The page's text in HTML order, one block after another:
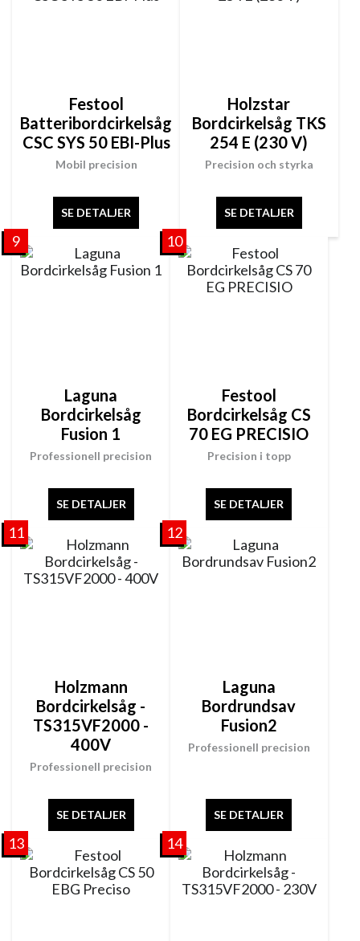
Mobil precision
Festool
Batteribordcirkelsåg
CSC SYS 50 EBI-Plus
SE DETALJER
Precision och styrka
Holzstar
Bordcirkelsåg TKS
254 E (230 V)
SE DETALJER
9
Professionell precision
Laguna
Bordcirkelsåg
Fusion 1
SE DETALJER
10
Precision i topp
Festool
Bordcirkelsåg CS
70 EG PRECISIO
SE DETALJER
11
Professionell precision
Holzmann
Bordcirkelsåg -
TS315VF2000 -
400V
SE DETALJER
12
Professionell precision
Laguna
Bordrundsav
Fusion2
SE DETALJER
13 14